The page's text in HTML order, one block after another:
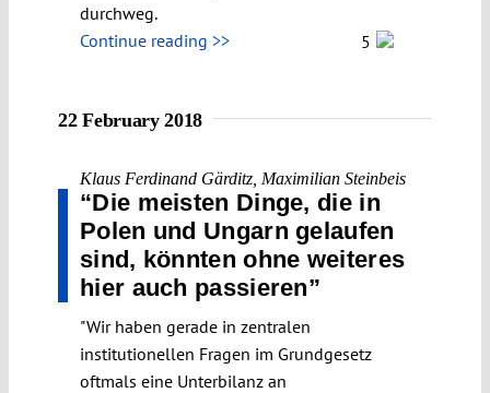
durchweg.
Continue reading >>
5
22 February 2018
Klaus Ferdinand Gärditz Maximilian Steinbeis
“Die meisten Dinge, die in
Polen und Ungarn gelaufen
sind, könnten ohne weiteres
hier auch passieren”
"Wir haben gerade in zentralen
institutionellen Fragen im Grundgesetz
oftmals eine Unterbilanz an